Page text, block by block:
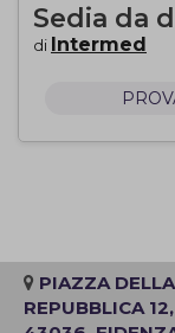
Sedia da
di Intermed
PIAZZA DELLA
REPUBBLICA 12,